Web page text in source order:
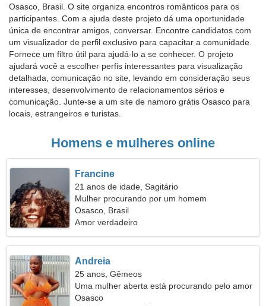
Osasco, Brasil. O site organiza encontros românticos para os
participantes. Com a ajuda deste projeto dá uma oportunidade
única de encontrar amigos, conversar. Encontre candidatos com
um visualizador de perfil exclusivo para capacitar a comunidade.
Fornece um filtro útil para ajudá-lo a se conhecer. O projeto
ajudará você a escolher perfis interessantes para visualização
detalhada, comunicação no site, levando em consideração seus
interesses, desenvolvimento de relacionamentos sérios e
comunicação. Junte-se a um site de namoro grátis Osasco para
locais, estrangeiros e turistas.
Homens e mulheres online
Francine
21 anos de idade, Sagitário
Mulher procurando por um homem
Osasco, Brasil
Amor verdadeiro
Andreia
25 anos, Gêmeos
Uma mulher aberta está procurando pelo amor
verdadeiro
Osasco